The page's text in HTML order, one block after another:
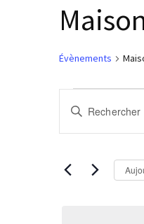
Évènements
et
navigation
de
vues
Saisir
Évènements